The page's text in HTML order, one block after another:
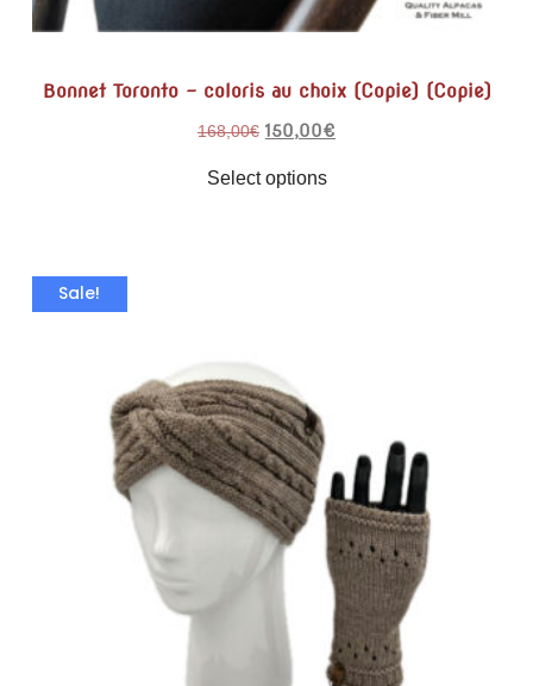
Bonnet Toronto – coloris au choix (Copie) (Copie)
168,00€ 150,00€
Select options
Sale!